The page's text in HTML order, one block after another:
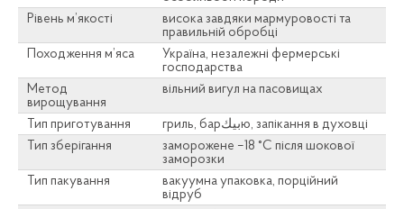
Рівень м’якості
висока завдяки мармуровості та
правильній обробці
Походження м’яса
Україна, незалежні фермерські
господарства
Метод
вирощування
вільний вигул на пасовищах
Тип приготування
гриль, барبيكю, запікання в духовці
Тип зберігання
заморожене –18 °C після шокової
заморозки
Тип пакування
вакуумна упаковка, порційний
відруб